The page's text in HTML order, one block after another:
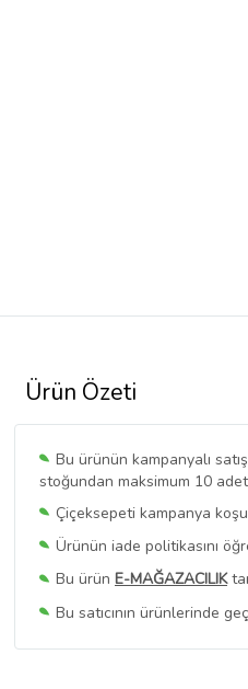
Ürün Özeti
Bu ürünün kampanyalı
stoğundan maksimum 10
Çiçeksepeti kampanya
Ürünün iade politikasını
Bu ürün E-MAĞAZACILIK
Bu satıcının ürünlerinde
Bu SatıcınınTüm